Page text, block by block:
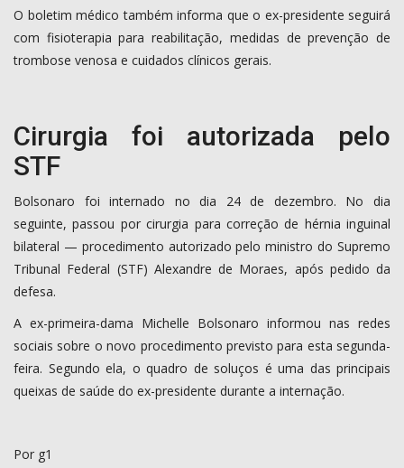
O boletim médico também informa que o ex-presidente seguirá
com fisioterapia para reabilitação, medidas de prevenção de
trombose venosa e cuidados clínicos gerais.
Cirurgia foi autorizada pelo
STF
Bolsonaro foi internado no dia 24 de dezembro. No dia
seguinte, passou por cirurgia para correção de hérnia inguinal
bilateral — procedimento autorizado pelo ministro do Supremo
Tribunal Federal (STF) Alexandre de Moraes, após pedido da
defesa.
A ex-primeira-dama Michelle Bolsonaro informou nas redes
sociais sobre o novo procedimento previsto para esta segunda-
feira. Segundo ela, o quadro de soluços é uma das principais
queixas de saúde do ex-presidente durante a internação.
Por g1